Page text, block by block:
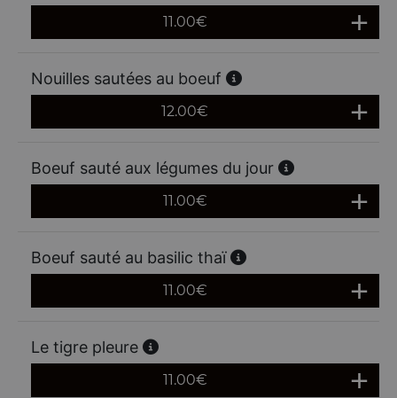
11.00€
Nouilles sautées au boeuf
12.00€
Boeuf sauté aux légumes du jour
11.00€
Boeuf sauté au basilic thaï
11.00€
Le tigre pleure
11.00€